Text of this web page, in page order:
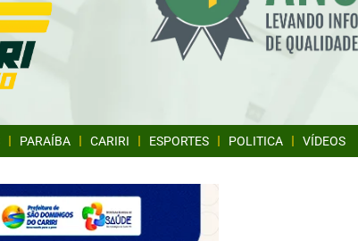
PARAÍBA CARIRI ESPORTES POLITICA VÍDEOS